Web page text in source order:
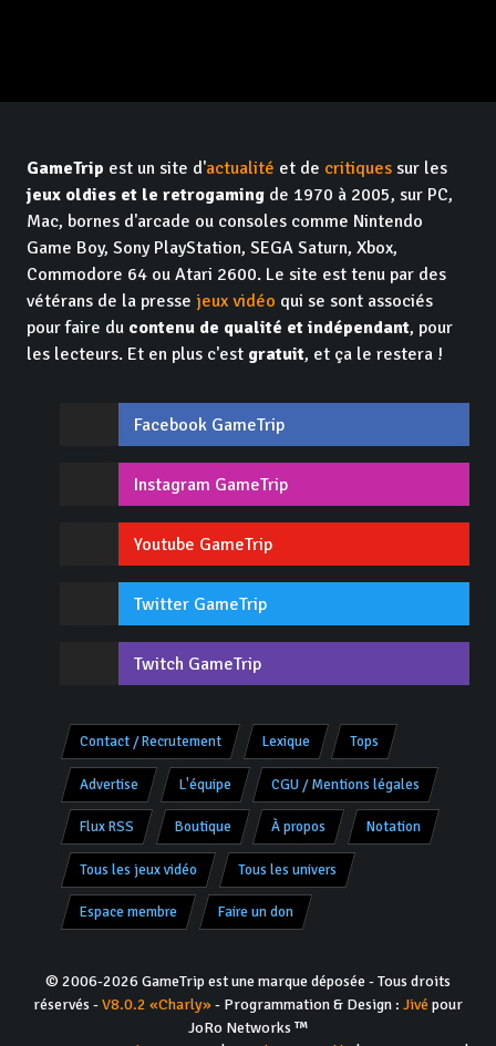
GameTrip est un site d'actualité et de critiques sur les
jeux oldies et le retrogaming de 1970 à 2005, sur PC,
Mac, bornes d'arcade ou consoles comme Nintendo
Game Boy, Sony PlayStation, SEGA Saturn, Xbox,
Commodore 64 ou Atari 2600. Le site est tenu par des
vétérans de la presse jeux vidéo qui se sont associés
pour faire du contenu de qualité et indépendant, pour
les lecteurs. Et en plus c'est gratuit, et ça le restera !
Facebook GameTrip
Instagram GameTrip
Youtube GameTrip
Twitter GameTrip
Twitch GameTrip
Contact / Recrutement Lexique Tops
Advertise L'équipe CGU / Mentions légales
Flux RSS Boutique À propos Notation
Tous les jeux vidéo Tous les univers
Espace membre Faire un don
© 2006-2026 GameTrip est une marque déposée - Tous droits
réservés -V8.0.2 «Charly»- Programmation & Design : Jivépour
JoRo Networks ™